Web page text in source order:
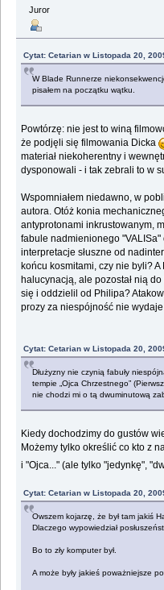
Juror
Cytat: Cetarian w Listopada 20,
W Blade Runnerze
pisałem na początku wątku.
Powtórzę: nie jest to winą
że podjęli się filmowania Dicka
materiał niekoherentny i
dysponowali - i tak zebrali to w
Wspomniałem niedawno, w
autora. Otóż konia
antyprotonami inkrustowanym,
fabule nadmienionego
interpretacje słuszne od
końcu kosmitami, czy nie byli?
halucynacją, ale pozostał nią
się i oddzielil od Philipa?
prozy za niespójność nie
Cytat: Cetarian w Listopada 20,
Dłużyzny nie czynią fabuły
tempie „Ojca Chrzestnego”
nie chodzi mi o tą dwuminutową
Kiedy dochodzimy do gustów
Możemy tylko określić co kto z
i "Ojca..." (ale tylko "jedynkę",
Cytat: Cetarian w Listopada 20,
Owszem kojarzę, że był tam jakiś
Dlaczego wypowiedział
Bo to zły komputer był.
A może były jakieś poważniejsze